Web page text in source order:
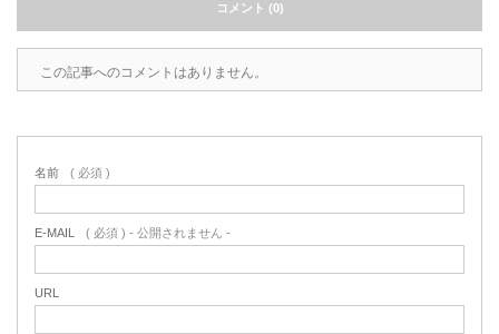
コメント (0)
この記事へのコメントはありません。
名前 ( 必須 )
E-MAIL ( 必須 ) - 公開されません -
URL